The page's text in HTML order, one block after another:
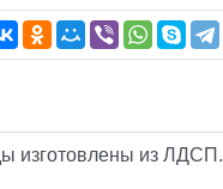
изготовлены из ЛДСП.